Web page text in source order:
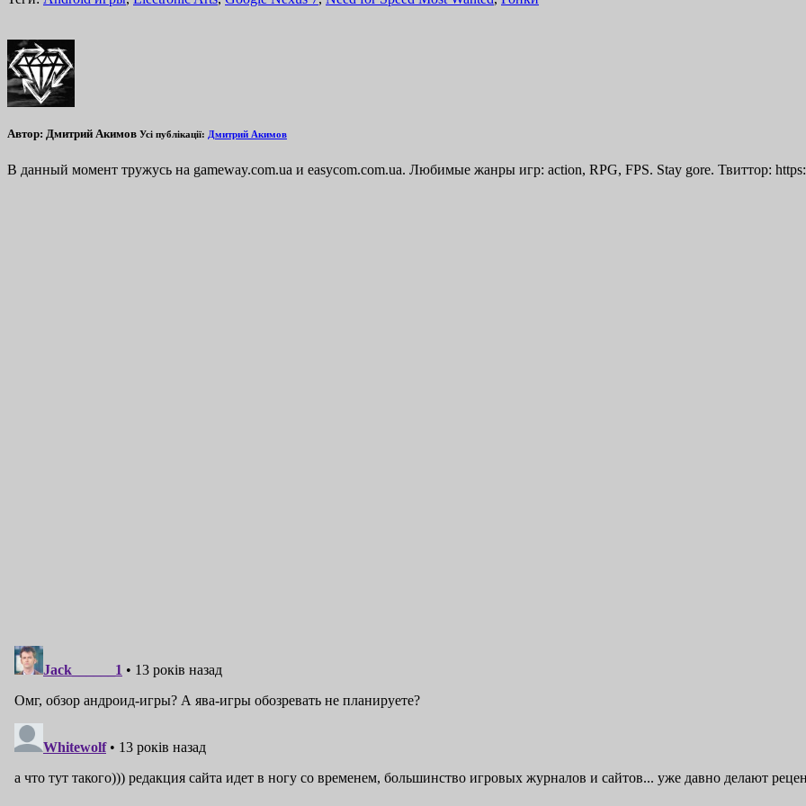
Автор: Дмитрий Акимов Усі публікації: Дмитрий Акимов
В данный момент тружусь на gameway.com.ua и easycom.com.ua. Любимые жанры игр: action, RPG, FPS. Stay gore. Твиттор: